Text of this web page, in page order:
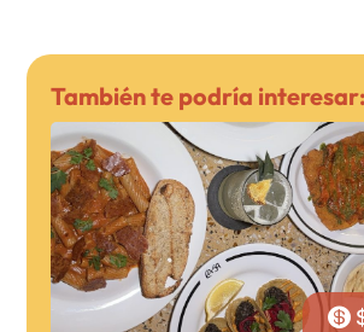
También te podría interesar:
